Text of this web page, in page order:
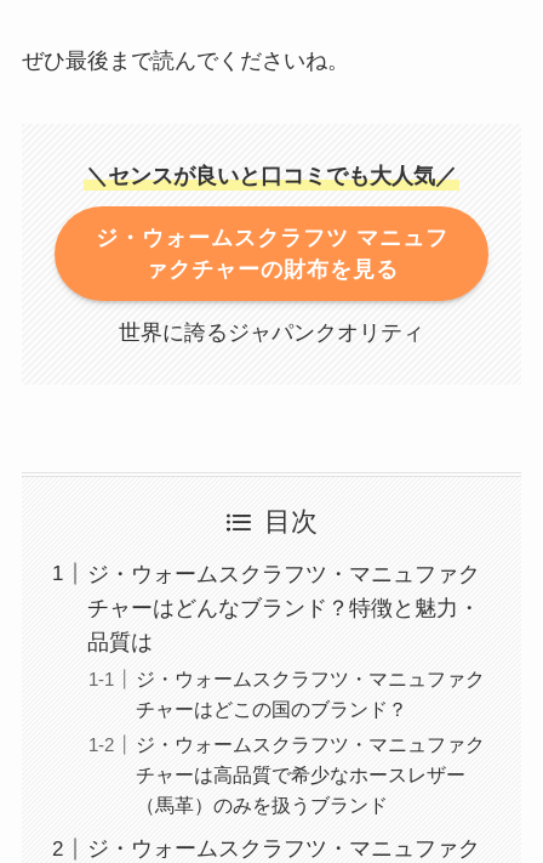
ぜひ最後まで読んでくださいね。
＼センスが良いと口コミでも大人気／
ジ・ウォームスクラフツ マニュフ
ァクチャーの財布を見る
世界に誇るジャパンクオリティ
目次
ジ・ウォームスクラフツ・マニュファク
チャーはどんなブランド？特徴と魅力・
品質は
ジ・ウォームスクラフツ・マニュファク
チャーはどこの国のブランド？
ジ・ウォームスクラフツ・マニュファク
チャーは高品質で希少なホースレザー
（馬革）のみを扱うブランド
ジ・ウォームスクラフツ・マニュファク